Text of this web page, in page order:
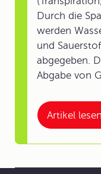
Artikel lesen
Durch die
werden
und
abgegeben.
Abgabe von